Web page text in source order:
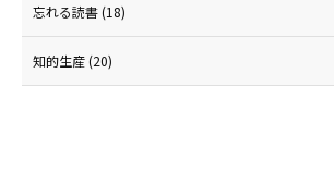
忘れる読書(18)
知的生産(20)